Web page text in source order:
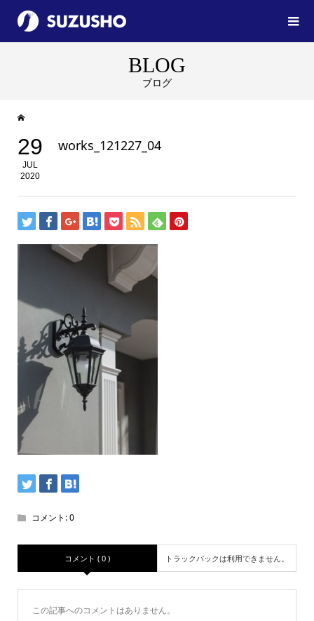
BLOG
ブログ
29
JUL
2020
works_121227_04
コメント:0
コメント ( 0 ) トラックバックは利用できません。
この記事へのコメントはありません。